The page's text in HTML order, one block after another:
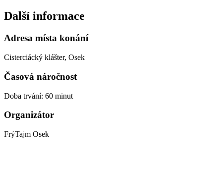
Další informace
Adresa místa konání
Cisterciácký klášter, Osek
Časová náročnost
Doba trvání: 60 minut
Organizátor
FrýTajm Osek